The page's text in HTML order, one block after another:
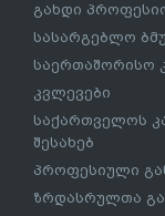
გახდი
სასარგებლო
საერთაშორისო
კვლევები
საქართველოს
შესახებ
პროფესიული
ზრდასრულთა